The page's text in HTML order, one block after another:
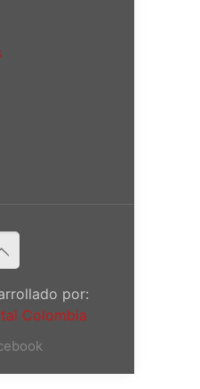
por:
Colombia